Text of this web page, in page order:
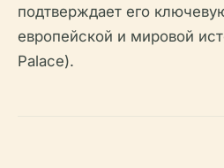
подтверждает его
европейской и мировой
Palace).